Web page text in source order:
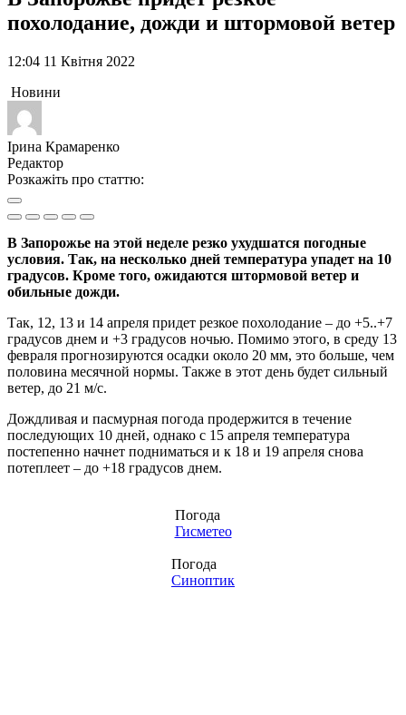
похолодание, дожди и штормовой ветер
12:04 11 Квітня 2022
Новини
Ірина Крамаренко
Редактор
Розкажіть про статтю:
В Запорожье на этой неделе резко ухудшатся погодные
условия. Так, на несколько дней температура упадет на 10
градусов. Кроме того, ожидаются штормовой ветер и
обильные дожди.
Так, 12, 13 и 14 апреля придет резкое похолодание – до +5..+7
градусов днем и +3 градусов ночью. Помимо этого, в среду 13
февраля прогнозируются осадки около 20 мм, это больше, чем
половина месячной нормы. Также в этот день будет сильный
ветер, до 21 м/с.
Дождливая и пасмурная погода продержится в течение
последующих 10 дней, однако с 15 апреля температура
постепенно начнет подниматься и к 18 и 19 апреля снова
потеплеет – до +18 градусов днем.
Погода
Гисметео
Погода
Синоптик